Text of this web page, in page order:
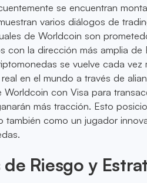
se encuentran
varios diálogos de
de Worldcoin son
con la dirección más amplia de
se vuelve cada vez
en el mundo a través de
con Visa para
más tracción. Esto
también como un jugador
Riesgo y